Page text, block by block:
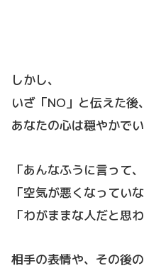
しかし、
いざ「NO」と伝えた後、
あなたの心は穏やかで
「あんなふうに言って
「空気が悪くなってい
「わがままな人だと思
相手の表情や、その後